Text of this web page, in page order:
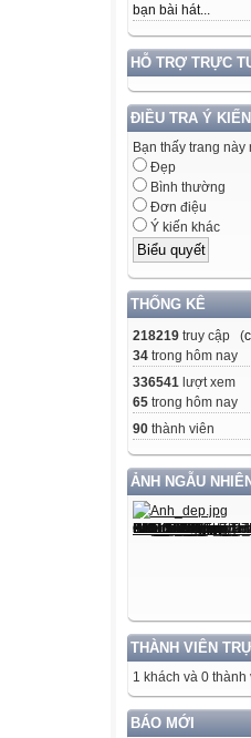
bạn bài hát...
HỖ TRỢ TRỰC
ĐIỀU TRA Ý KIẾN
Bạn thấy trang
Đẹp
Bình thường
Đơn điệu
Ý kiến khác
THỐNG KÊ
218219 truy cập (
34 trong hôm nay
336541 lượt xem
65 trong hôm nay
90 thành viên
ẢNH NGẪU
THÀNH VIÊN
1 khách và 0 thành
BÁO MỚI